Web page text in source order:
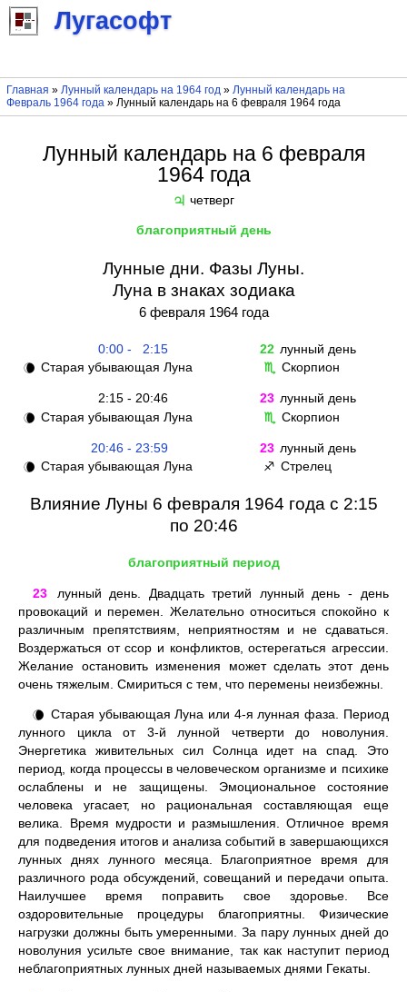
Лугасофт
Главная » Лунный календарь на 1964 год» Лунный календарь на
Февраль 1964 года» Лунный календарь на 6 февраля 1964 года
Лунный календарь на 6 февраля
1964 года
♃ четверг
благоприятный день
Лунные дни. Фазы Луны.
Луна в знаках зодиака
6 февраля 1964 года
0:00 - 2:15 22 лунный день
🌘 Старая убывающая Луна ♏ Скорпион
2:15 - 20:46 23 лунный день
🌘 Старая убывающая Луна ♏ Скорпион
20:46 - 23:59 23 лунный день
🌘 Старая убывающая Луна ♐ Стрелец
Влияние Луны 6 февраля 1964 года с 2:15
по 20:46
благоприятный период
23
лунный день. Двадцать третий лунный день - день
провокаций и перемен. Желательно относиться спокойно к
различным препятствиям, неприятностям и не сдаваться.
Воздержаться от ссор и конфликтов, остерегаться агрессии.
Желание остановить изменения может сделать этот день
очень тяжелым. Смириться с тем, что перемены неизбежны.
🌘 Старая убывающая Луна или 4-я лунная фаза. Период
лунного цикла от 3-й лунной четверти до новолуния.
Энергетика живительных сил Солнца идет на спад. Это
период, когда процессы в человеческом организме и психике
ослаблены и не защищены. Эмоциональное состояние
человека угасает, но рациональная составляющая еще
велика. Время мудрости и размышления. Отличное время
для подведения итогов и анализа событий в завершающихся
лунных днях лунного месяца. Благоприятное время для
различного рода обсуждений, совещаний и передачи опыта.
Наилучшее время поправить свое здоровье. Все
оздоровительные процедуры благоприятны. Физические
нагрузки должны быть умеренными. За пару лунных дней до
новолуния усильте свое внимание, так как наступит период
неблагоприятных лунных дней называемых днями Гекаты.